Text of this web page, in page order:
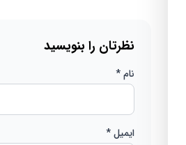
نظرتان را بنویسید
ایمیل *